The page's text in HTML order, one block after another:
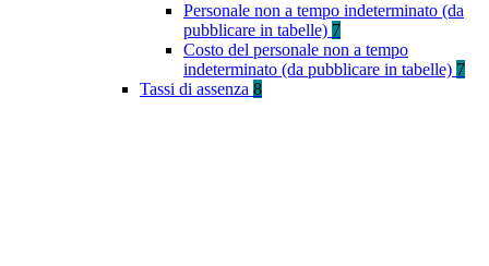
Personale non a tempo indeterminato (da
pubblicare in tabelle) 7
Costo del personale non a tempo
indeterminato (da pubblicare in tabelle) 7
Tassi di assenza 8